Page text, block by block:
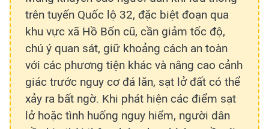
trên tuyến Quốc lộ 32, đặc biệt đoạn qua
khu vực xã Hồ Bốn cũ, cần giảm tốc độ,
chú ý quan sát, giữ khoảng cách an toàn
với các phương tiện khác và nâng cao cảnh
giác trước nguy cơ đá lăn, sạt lở đất có thể
xảy ra bất ngờ. Khi phát hiện các điểm sạt
lở hoặc tình huống nguy hiểm, người dân